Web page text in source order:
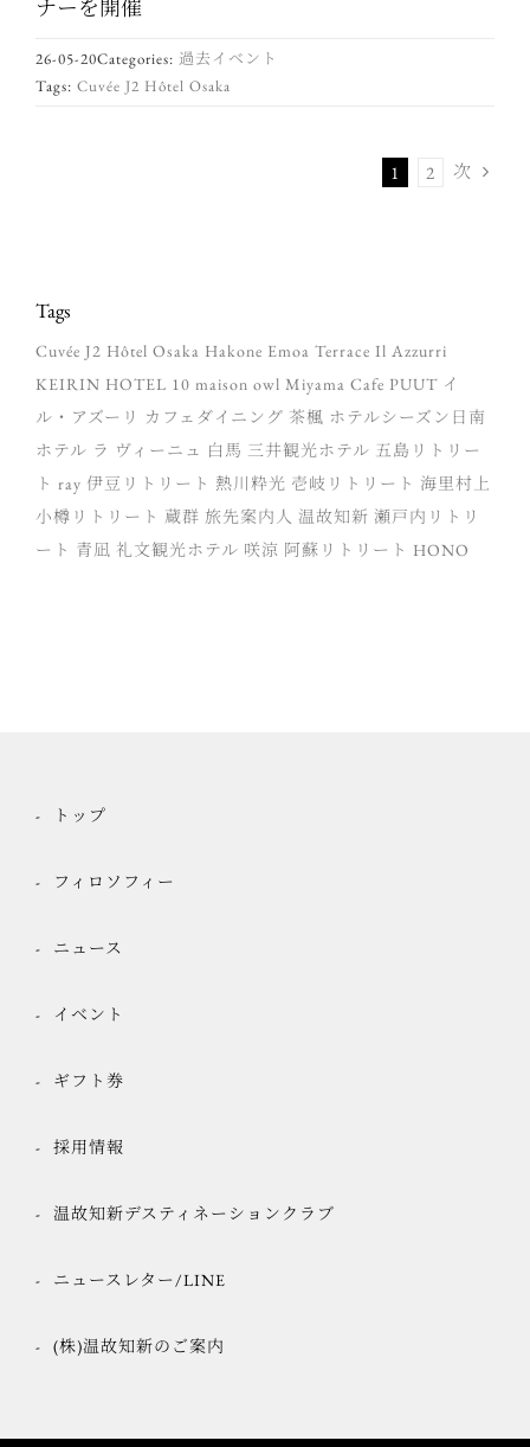
ナーを開催
26-05-20Categories: 過去イベント
Tags:Cuvée J2 Hôtel Osaka
1 2 次
Tags
Cuvée J2 Hôtel Osaka Hakone Emoa Terrace Il Azzurri
KEIRIN HOTEL 10 maison owl Miyama Cafe PUUT イ
ル・アズーリ
カフェダイニング 茶楓 ホテルシーズン日南
ホテル ラ ヴィーニュ 白馬 三井観光ホテル 五島リトリー
ト ray 伊豆リトリート 熱川粋光 壱岐リトリート 海里村上
小樽リトリート 蔵群 旅先案内人 温故知新 瀬戸内リトリ
ート 青凪 礼文観光ホテル 咲涼 阿蘇リトリート HONO
トップ
フィロソフィー
ニュース
イベント
ギフト券
採用情報
温故知新デスティネーションクラブ
ニュースレター/LINE
(株)温故知新のご案内